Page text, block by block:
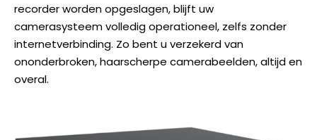
recorder worden opgeslagen, blijft uw
camerasysteem volledig operationeel, zelfs zonder
internetverbinding. Zo bent u verzekerd van
ononderbroken, haarscherpe camerabeelden, altijd en
overal.